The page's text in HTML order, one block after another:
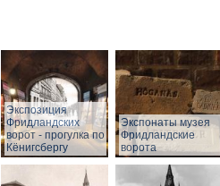
Экспозиция
Фридландских
ворот - прогулка по
Кёнигсбергу
Экспонаты музея
Фридландские
ворота